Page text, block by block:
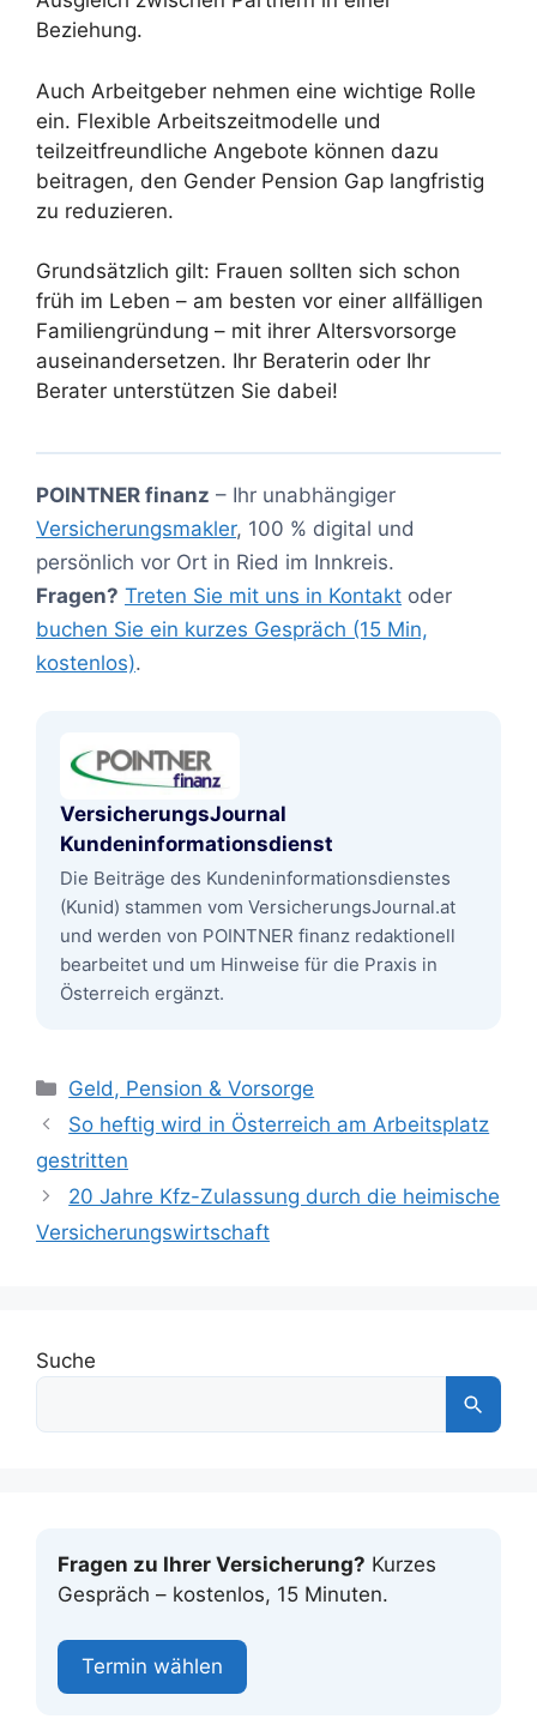
Beziehung.
Auch Arbeitgeber nehmen eine wichtige Rolle
ein. Flexible Arbeitszeitmodelle und
teilzeitfreundliche Angebote können dazu
beitragen, den Gender Pension Gap langfristig
zu reduzieren.
Grundsätzlich gilt: Frauen sollten sich schon
früh im Leben – am besten vor einer allfälligen
Familiengründung – mit ihrer Altersvorsorge
auseinandersetzen. Ihr Beraterin oder Ihr
Berater unterstützen Sie dabei!
POINTNER finanz – Ihr unabhängiger
Versicherungsmakler, 100 % digital und
persönlich vor Ort in Ried im Innkreis.
Fragen? Treten Sie mit uns in Kontakt oder
buchen Sie ein kurzes Gespräch (15 Min,
kostenlos).
VersicherungsJournal
Kundeninformationsdienst
Die Beiträge des Kundeninformationsdienstes
(Kunid) stammen vom VersicherungsJournal.at
und werden von POINTNER finanz redaktionell
bearbeitet und um Hinweise für die Praxis in
Österreich ergänzt.
Kategorien
Geld, Pension & Vorsorge
So heftig wird in Österreich am Arbeitsplatz
gestritten
20 Jahre Kfz-Zulassung durch die heimische
Versicherungswirtschaft
Suche
Fragen zu Ihrer Versicherung? Kurzes
Gespräch – kostenlos, 15 Minuten.
Termin wählen